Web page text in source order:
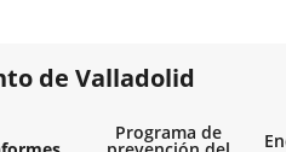
de Valladolid
Programa de